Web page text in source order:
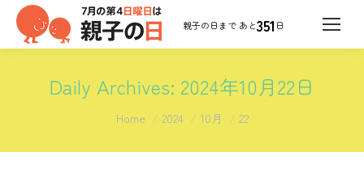
351 日
Daily Archives: 2024年10月22日
You are here:
Home 2024 10月 22